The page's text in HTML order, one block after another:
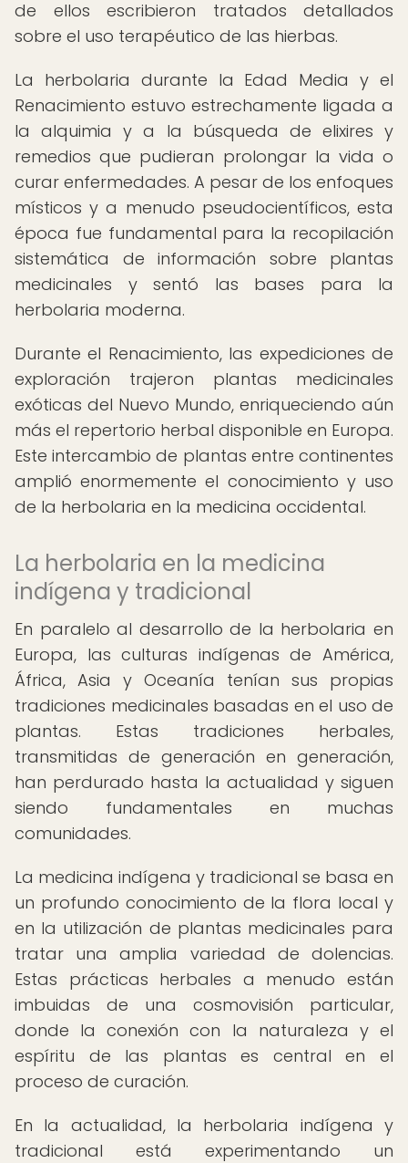
de ellos escribieron tratados detallados
sobre el uso terapéutico de las hierbas.
La herbolaria durante la Edad Media y el
Renacimiento estuvo estrechamente ligada a
la alquimia y a la búsqueda de elixires y
remedios que pudieran prolongar la vida o
curar enfermedades. A pesar de los enfoques
místicos y a menudo pseudocientíficos, esta
época fue fundamental para la recopilación
sistemática de información sobre plantas
medicinales y sentó las bases para la
herbolaria moderna.
Durante el Renacimiento, las expediciones de
exploración trajeron plantas medicinales
exóticas del Nuevo Mundo, enriqueciendo aún
más el repertorio herbal disponible en Europa.
Este intercambio de plantas entre continentes
amplió enormemente el conocimiento y uso
de la herbolaria en la medicina occidental.
La herbolaria en la medicina
indígena y tradicional
En paralelo al desarrollo de la herbolaria en
Europa, las culturas indígenas de América,
África, Asia y Oceanía tenían sus propias
tradiciones medicinales basadas en el uso de
plantas. Estas tradiciones herbales,
transmitidas de generación en generación,
han perdurado hasta la actualidad y siguen
siendo fundamentales en muchas
comunidades.
La medicina indígena y tradicional se basa en
un profundo conocimiento de la flora local y
en la utilización de plantas medicinales para
tratar una amplia variedad de dolencias.
Estas prácticas herbales a menudo están
imbuidas de una cosmovisión particular,
donde la conexión con la naturaleza y el
espíritu de las plantas es central en el
proceso de curación.
En la actualidad, la herbolaria indígena y
tradicional está experimentando un